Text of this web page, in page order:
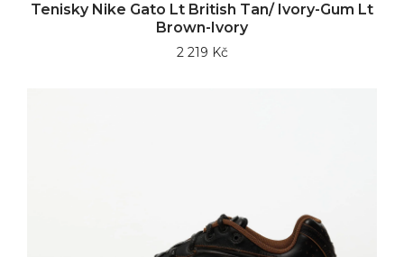
Tenisky Nike Gato Lt British Tan/ Ivory-Gum Lt
Brown-Ivory
2 219 Kč